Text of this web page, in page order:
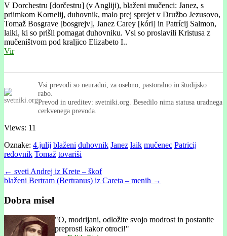
V Dorchestru [dorčestru] (v Angliji), blaženi mučenci: Janez, s
priimkom Kornelij, duhovnik, malo prej sprejet v Družbo Jezusovo,
Tomaž Bosgrave [bosgrejv], Janez Carey [kóri] in Patrícij Salmon,
laiki, ki so prišli pomagat duhovniku. Vsi so proslavili Kristusa z
mučeništvom pod kraljico Elizabeto I..
Vir
Vsi prevodi so neuradni, za osebno, pastoralno in študijsko
rabo.
Prevod in ureditev: svetniki.org. Besedilo nima statusa uradnega
cerkvenega prevoda.
Views: 11
Oznake: 4.julij blaženi duhovnik Janez laik mučenec Patricij
redovnik Tomaž tovariši
Post
navigation
← sveti Andrej iz Krete – škof
blaženi Bertram (Bertranus) iz Careta – menih →
Dobra misel
"O, modrijani, odložite svojo modrost in postanite
preprosti kakor otroci!"